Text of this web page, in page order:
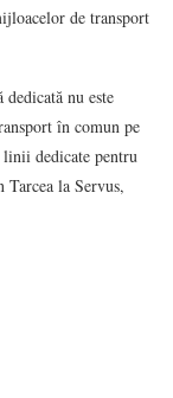
de transport
nu este
în comun pe
linii dedicate pentru
la Servus,